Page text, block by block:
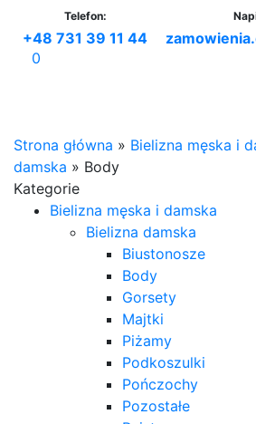
Telefon:
+48 731 39 11 44
0
Strona główna » Bielizna męska i
damska » Body
Kategorie
Bielizna męska i damska
Bielizna damska
Biustonosze
Body
Gorsety
Majtki
Piżamy
Podkoszulki
Pończochy
Pozostałe